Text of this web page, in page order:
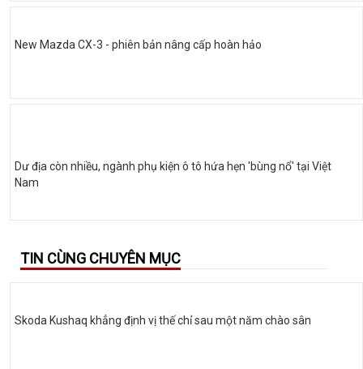
New Mazda CX-3 - phiên bản nâng cấp hoàn hảo
Dư địa còn nhiều, ngành phụ kiện ô tô hứa hẹn 'bùng nổ' tại Việt
Nam
TIN CÙNG CHUYÊN MỤC
Skoda Kushaq khẳng định vị thế chỉ sau một năm chào sân